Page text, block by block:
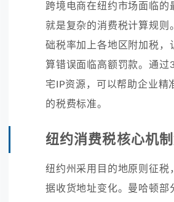
跨境电商在纽约市场面临的
就是复杂的消费税计算规则
础税率加上各地区附加税，
算错误面临高额罚款。通过
宅IP资源，可以帮助企业精
的税费标准。
纽约消费税核心机
纽约州采用目的地原则征税
据收货地址变化。曼哈顿部